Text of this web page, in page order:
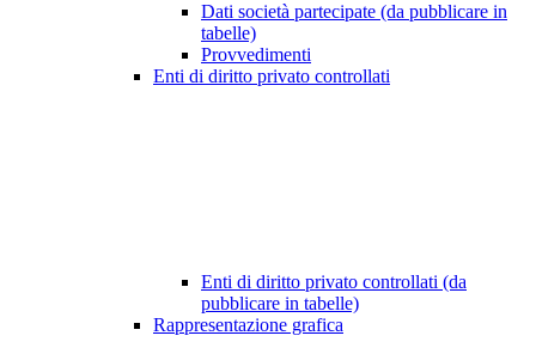
Dati società partecipate (da pubblicare in
tabelle)
Provvedimenti
Enti di diritto privato controllati
Enti di diritto privato controllati (da
pubblicare in tabelle)
Rappresentazione grafica